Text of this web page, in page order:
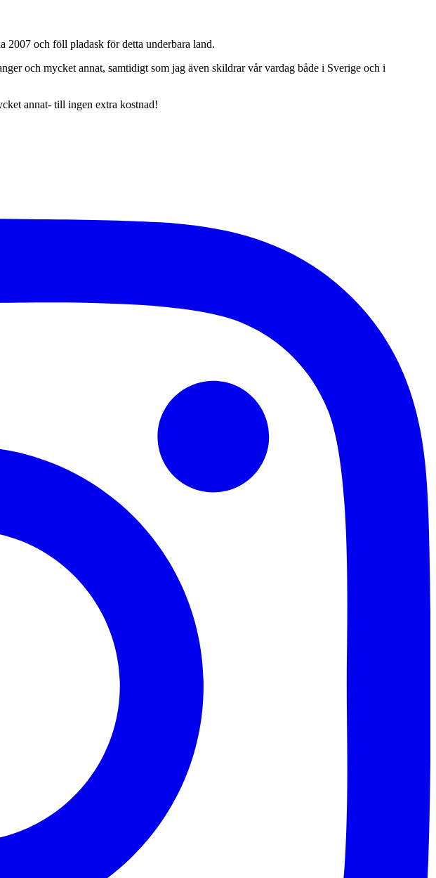
2007 och föll pladask för detta underbara land.
och mycket annat, samtidigt som jag även skildrar vår vardag både i Sverige och i
annat- till ingen extra kostnad!